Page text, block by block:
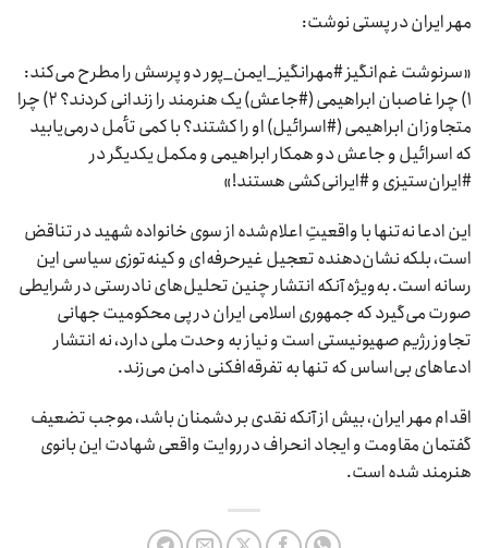
مهر ایران در پستی نوشت:
«سرنوشت غم‌انگیز #مهرانگیز_ایمن_پور دو پرسش را مطرح می‌کند:
۱) چرا غاصبان ابراهیمی (#جاعش) یک هنرمند را زندانی کردند؟ ۲) چرا
متجاوزان ابراهیمی (#اسرائیل) او را کشتند؟ با کمی تأمل درمی‌یابید
که اسرائیل و جاعش دو همکار ابراهیمی و مکمل یکدیگر در
#ایران‌ستیزی و #ایرانی‌کشی هستند!»
این ادعا نه‌تنها با واقعیتِ اعلام‌شده از سوی خانواده شهید در تناقض
است، بلکه نشان‌دهنده تعجیل غیرحرفه‌ای و کینه‌توزی سیاسی این
رسانه است. به‌ویژه آنکه انتشار چنین تحلیل‌های نادرستی در شرایطی
صورت می‌گیرد که جمهوری اسلامی ایران در پی محکومیت جهانی
تجاوز رژیم صهیونیستی است و نیاز به وحدت ملی دارد، نه انتشار
ادعاهای بی‌اساس که تنها به تفرقه‌افکنی دامن می‌زند.
اقدام مهر ایران، بیش از آنکه نقدی بر دشمنان باشد، موجب تضعیف
گفتمان مقاومت و ایجاد انحراف در روایت واقعی شهادت این بانوی
هنرمند شده است.